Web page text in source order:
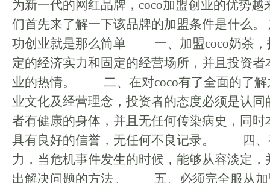
为新一代的网红品牌，coco加盟创业的优势越
们首先来了解一下该品牌的加盟条件是什么。
功创业就是那么简单 一、加盟coco奶茶，
定的经济实力和固定的经营场所，并且投资
业的热情。 二、在对coco有了全面的了解
业文化及经营理念，投资者的态度必须是
者有健康的身体，并且无任何传染病史，同时
具有良好的信誉，无任何不良记录。 四、
力，当危机事件发生的时候，能够从容淡定
出解决问题的方法。 五、必须完全服从加